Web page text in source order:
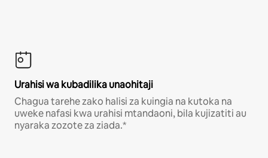
Urahisi wa kubadilika unaohitaji
Chagua tarehe zako halisi za kuingia na kutoka na
uweke nafasi kwa urahisi mtandaoni, bila kujizatiti au
nyaraka zozote za ziada.*